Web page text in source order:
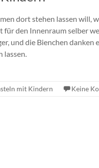
dort stehen lassen will,
für den Innenraum selber
und die Bienchen danken
lassen.
mit Kindern Keine